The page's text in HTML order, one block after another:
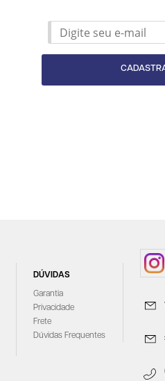
DÚVIDAS
Garantia
Privacidade
Frete
Dúvidas Frequentes